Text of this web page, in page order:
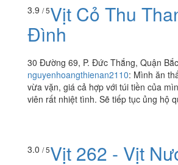
3.9 / 5Vịt Cỏ Thu
Đình
30 Đường 69, P. Đức Thắng, Quận
nguyenhoangthienan2110: Mình ăn
vừa vặn, giá cả hợp với túi tiền của
viên rất nhiệt tình. Sẽ tiếp tục ủng hộ
3.0 / 5Vịt 262 - Vịt